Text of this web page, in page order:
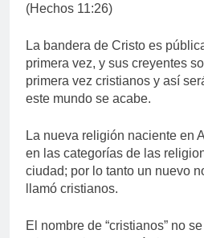
(Hechos 11:26)
La bandera de Cristo es
primera vez, y sus creyentes
primera vez cristianos y así
este mundo se acabe.
La nueva religión naciente en
en las categorías de las
ciudad; por lo tanto un nuevo
llamó cristianos.
El nombre de “cristianos” no